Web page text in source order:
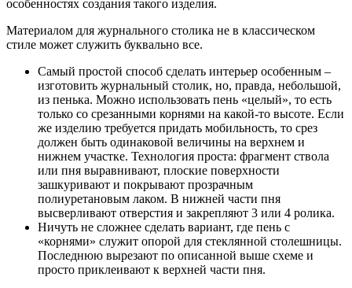
особенностях создания такого изделия.
Материалом для журнального столика не в классическом
стиле может служить буквально все.
Самый простой способ сделать интерьер особенным –
изготовить журнальный столик, но, правда, небольшой,
из пенька. Можно использовать пень «целый», то есть
только со срезанными корнями на какой-то высоте. Если
же изделию требуется придать мобильность, то срез
должен быть одинаковой величины на верхнем и
нижнем участке. Технология проста: фрагмент ствола
или пня выравнивают, плоские поверхности
зашкуривают и покрывают прозрачным
полиуретановым лаком. В нижней части пня
высверливают отверстия и закрепляют 3 или 4 ролика.
Ничуть не сложнее сделать вариант, где пень с
«корнями» служит опорой для стеклянной столешницы.
Последнюю вырезают по описанной выше схеме и
просто приклеивают к верхней части пня.